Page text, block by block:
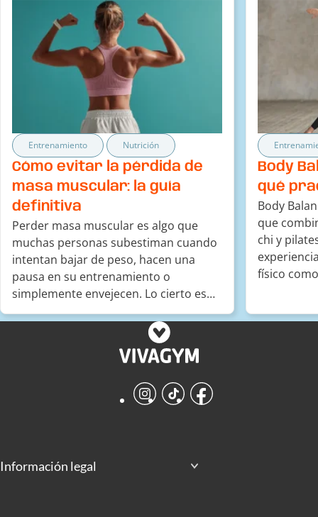
Entrenamiento Nutrición
Cómo evitar la pérdida de
masa muscular: la guía
definitiva
Perder masa muscular es algo que
muchas personas subestiman cuando
intentan bajar de peso, hacen una
pausa en su entrenamiento o
simplemente envejecen. Lo cierto es
que conservar músculo no solo tiene
que ver con la estética: es salud,
funcionalidad y metabolismo. Este
artículo recoge las claves reales y
efectivas para mantener tu masa
Body
qué
Body
que
chi y
físico
Instagram
TikTokFacebook
Información legal